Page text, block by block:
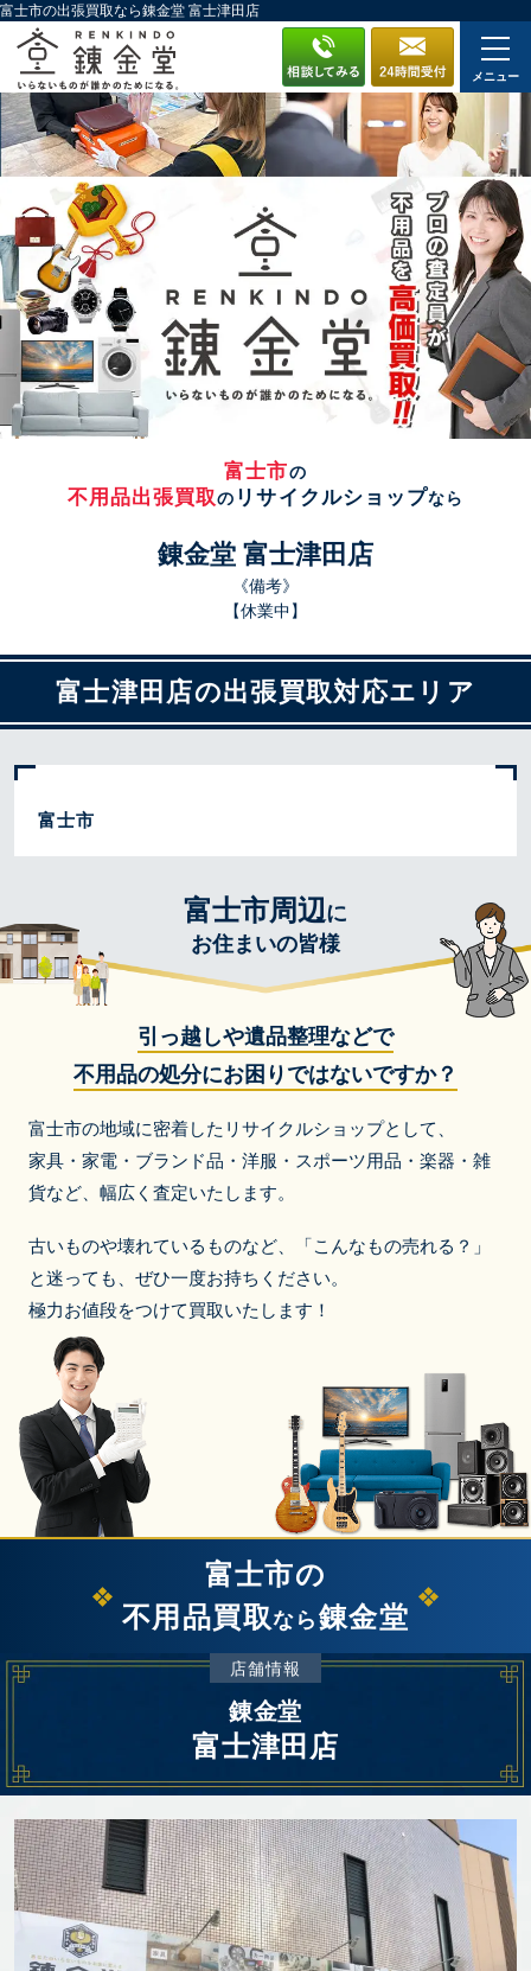
富士市の出張買取なら錬金堂 富士津田店
メニュー
富士市の
不用品出張買取の リサイクルショップなら
錬金堂 富士津田店
《備考》
【休業中】
富士津田店の出張買取対応エリア
富士市
富士市周辺に
お住まいの皆様
引っ越しや遺品整理などで
不用品の処分にお困りではないですか？
富士市の地域に密着したリサイクルショップとして、
家具・家電・ブランド品・洋服・スポーツ用品・楽器・雑
貨など、 幅広く査定いたします。
古いものや壊れているものなど、「こんなもの売れる？」
と迷っても、ぜひ一度お持ちください。
極力お値段をつけて買取いたします！
富士市の
不用品買取なら 錬金堂
店舗情報
錬金堂
富士津田店